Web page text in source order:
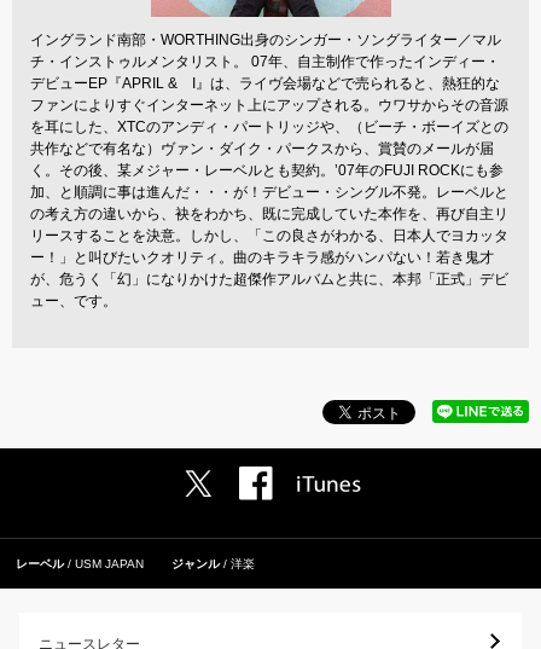
イングランド南部・WORTHING出身のシンガー・ソングライター／マル
チ・インストゥルメンタリスト。 07年、自主制作で作ったインディー・
デビューEP『APRIL & I』は、ライヴ会場などで売られると、熱狂的な
ファンによりすぐインターネット上にアップされる。ウワサからその音源
を耳にした、XTCのアンディ・パートリッジや、（ビーチ・ボーイズとの
共作などで有名な）ヴァン・ダイク・パークスから、賞賛のメールが届
く。その後、某メジャー・レーベルとも契約。’07年のFUJI ROCKにも参
加、と順調に事は進んだ・・・が！デビュー・シングル不発。レーベルと
の考え方の違いから、袂をわかち、既に完成していた本作を、再び自主リ
リースすることを決意。しかし、「この良さがわかる、日本人でヨカッタ
ー！」と叫びたいクオリティ。曲のキラキラ感がハンパない！若き鬼才
が、危うく「幻」になりかけた超傑作アルバムと共に、本邦「正式」デビ
ュー、です。
レーベル USM JAPAN ジャンル 洋楽
ニュースレター